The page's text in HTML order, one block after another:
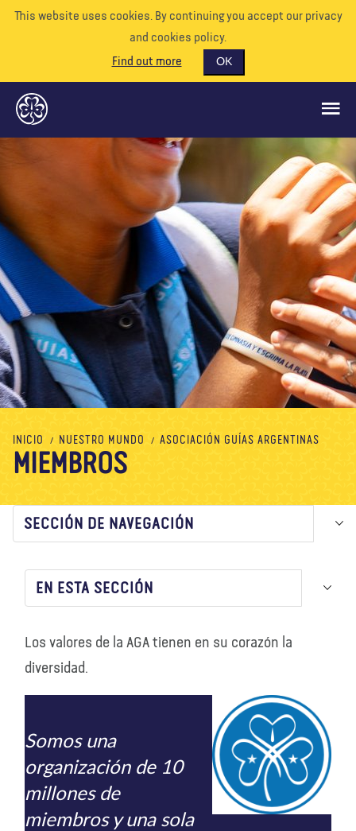
This website uses cookies. By continuing you accept our privacy
and cookies policy.
Find out more
OK
VOLUNTARIO
EVENTOS
NUESTRO MUNDO
RECURSOS
Nosotros Blog Noticias Tienda Contacto DONAR
INICIO NUESTRO MUNDO ASOCIACIÓN GUÍAS ARGENTINAS
MIEMBROS
SECCIÓN DE NAVEGACIÓN
EN ESTA SECCIÓN
Los valores de la AGA tienen en su corazón la
diversidad.
Somos una
organización de 10
millones de
miembros y una sola